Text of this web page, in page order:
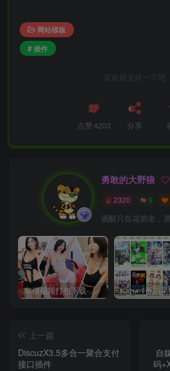
网站模板
# 插件
喜欢就支持一下吧
点赞4203 分享
勇敢的大野狼
2320 9
酒醒只在花前坐，
车模视频打包下载-高清无水印版
上一篇
DiscuzX3.5多合一聚合支付
接口插件
自
码